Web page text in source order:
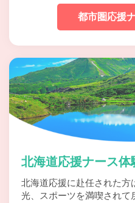
都市圏応援
北海道応援ナース体
北海道応援に赴任された方
光、スポーツを満喫されて